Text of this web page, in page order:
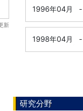
新
1996年04月 -
1998年04月 -
研究分野